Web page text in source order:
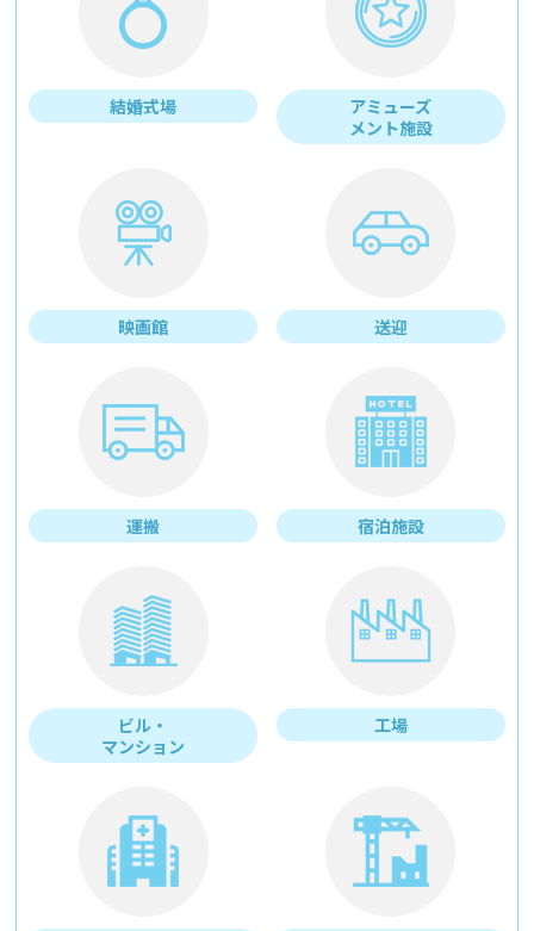
結婚式場
アミューズ
メント施設
映画館 送迎
運搬 宿泊施設
ビル・
マンション
工場